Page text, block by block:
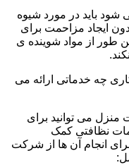
باید در مورد شیوه
ایجاد مزاحمت برای
طور از مواد شوینده ی
چه خدماتی ارائه می
می توانید برای
نظافتی کمک
انجام آن ها از شرکت